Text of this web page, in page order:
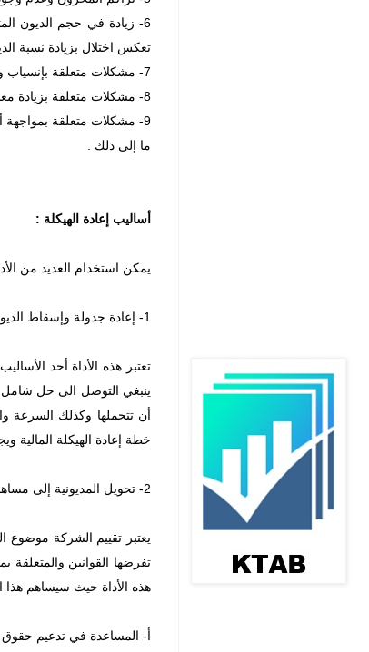
6- زيادة في حجم الديون
تعكس اختلال بزيادة نسبة
7- مشكلات متعلقة بإنسياب وتوافر المواد والمستلزمات الأساسية للإنتاج أو سحب المساعدات الفنية التي يتم الاعتماد عليها .
8- مشكلات متعلقة بزيادة معدل دوران العمالة أو عدم كفاءتها .
9- مشكلات متعلقة بمواجهة
ما إلى ذلك .
أساليب إعادة الهيكلة :
يمكن استخدام العديد من
1- إعادة جدولة وإسقاط الديون :
تعتبر هذه الأداة أحد
ينبغي التوصل الى حل شامل
أن تتحملها وكذلك السرعة
خطة إعادة الهيكلة المالية
2- تحويل المديونية إلى مساهمات في رأس المال :
يعتبر تقييم الشركة موضوع
تفرضها القوانين
هذه الأداة حيث سيساهم هذا
أ- المساعدة في تدعيم حقوق